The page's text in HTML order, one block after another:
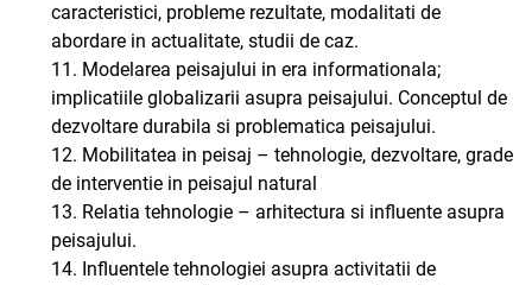
caracteristici, probleme rezultate, modalitati de
abordare in actualitate, studii de caz.
11. Modelarea peisajului in era informationala;
implicatiile globalizarii asupra peisajului. Conceptul de
dezvoltare durabila si problematica peisajului.
12. Mobilitatea in peisaj – tehnologie, dezvoltare, grade
de interventie in peisajul natural
13. Relatia tehnologie – arhitectura si influente asupra
peisajului.
14. Influentele tehnologiei asupra activitatii de